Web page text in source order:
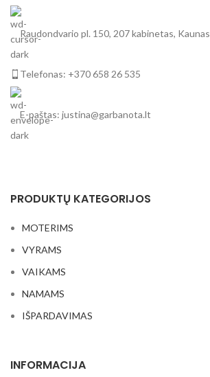
Raudondvario pl. 150, 207 kabinetas, Kaunas
Telefonas: +370 658 26 535
E-paštas: justina@garbanota.lt
PRODUKTŲ KATEGORIJOS
MOTERIMS
VYRAMS
VAIKAMS
NAMAMS
IŠPARDAVIMAS
INFORMACIJA